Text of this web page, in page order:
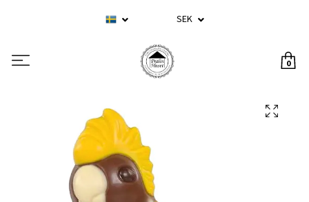
SEK
0